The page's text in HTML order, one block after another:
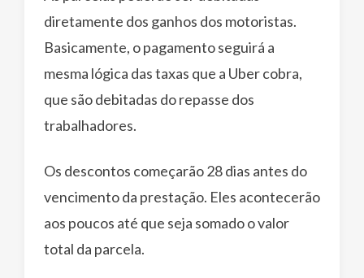
diretamente dos ganhos dos motoristas.
Basicamente, o pagamento seguirá a
mesma lógica das taxas que a Uber cobra,
que são debitadas do repasse dos
trabalhadores.
Os descontos começarão 28 dias antes do
vencimento da prestação. Eles acontecerão
aos poucos até que seja somado o valor
total da parcela.